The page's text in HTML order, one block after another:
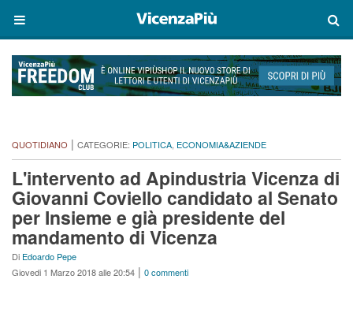
QUOTIDIANO | CATEGORIE: POLITICA, ECONOMIA&AZIENDE
L'intervento ad Apindustria Vicenza di
Giovanni Coviello candidato al Senato
per Insieme e già presidente del
mandamento di Vicenza
Di Edoardo Pepe
Giovedi 1 Marzo 2018 alle 20:54 | 0 commenti